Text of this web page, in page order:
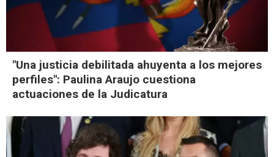
"Una justicia debilitada ahuyenta a los mejores
perfiles": Paulina Araujo cuestiona
actuaciones de la Judicatura